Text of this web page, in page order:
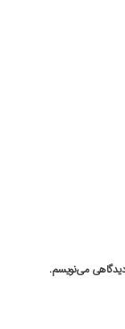
دیدگاهی می‌نویسم.